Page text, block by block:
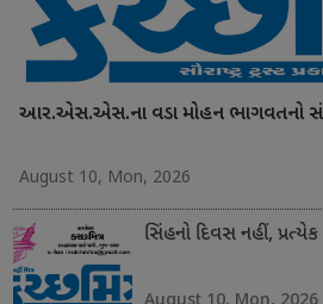
આર.એસ.એસ.ના વડા મોહન ભાગવતનો
August 10, Mon, 2026
સિંહનો દિવસ નહીં,
August 10, Mon, 2026